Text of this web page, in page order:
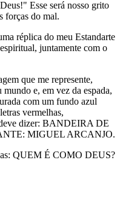
Esse será nosso grito
forças do mal.
réplica do meu Estandarte
juntamente com o
que me represente,
mundo e, em vez da espada,
com um fundo azul
vermelhas,
dizer: BANDEIRA DE
MIGUEL ARCANJO.
QUEM É COMO DEUS?